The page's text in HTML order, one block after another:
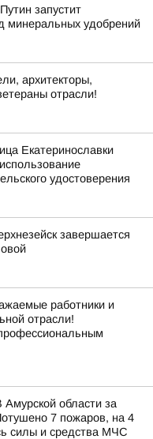
запустит
минеральных удобрений
архитекторы,
отрасли!
Екатеринославки
удостоверения
завершается
работники и
отрасли!
области за
7 пожаров, на 4
силы и средства МЧС